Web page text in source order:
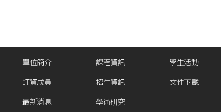
單位簡介
師資成員
最新消息
課程資訊
招生資訊
學術研究
學生活動
文件下載